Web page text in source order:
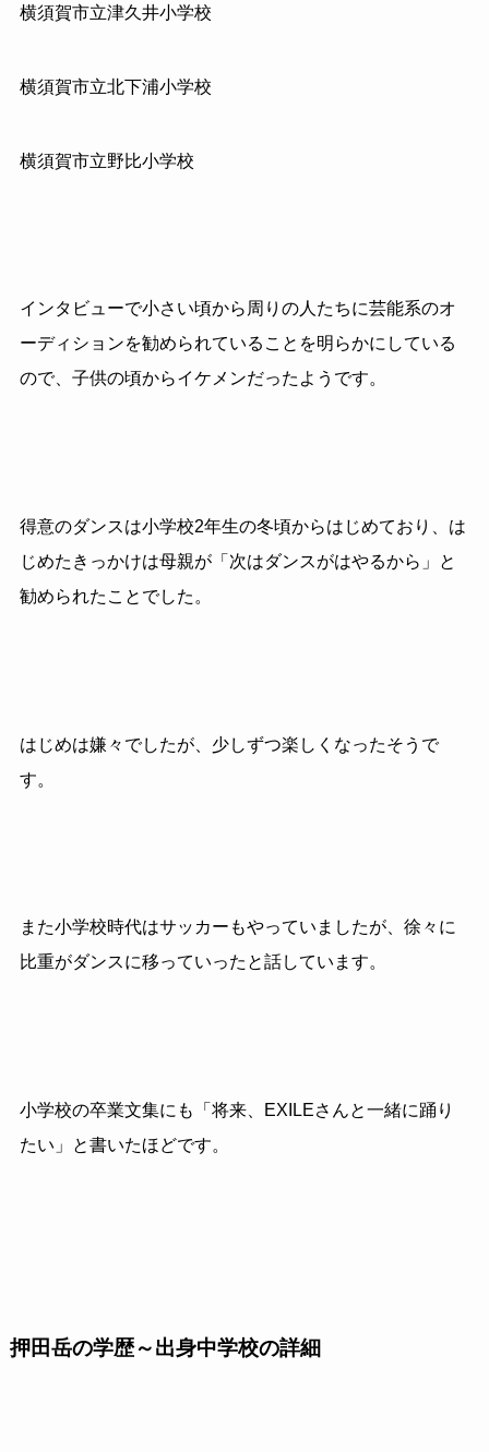
横須賀市立津久井小学校
横須賀市立北下浦小学校
横須賀市立野比小学校
インタビューで小さい頃から周りの人たちに芸能系のオ
ーディションを勧められていることを明らかにしている
ので、子供の頃からイケメンだったようです。
得意のダンスは小学校2年生の冬頃からはじめており、は
じめたきっかけは母親が「次はダンスがはやるから」と
勧められたことでした。
はじめは嫌々でしたが、少しずつ楽しくなったそうで
す。
また小学校時代はサッカーもやっていましたが、徐々に
比重がダンスに移っていったと話しています。
小学校の卒業文集にも「将来、EXILEさんと一緒に踊り
たい」と書いたほどです。
押田岳の学歴～出身中学校の詳細